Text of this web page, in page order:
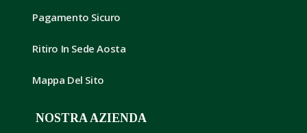
Pagamento Sicuro
Ritiro In Sede Aosta
Mappa Del Sito
NOSTRA AZIENDA